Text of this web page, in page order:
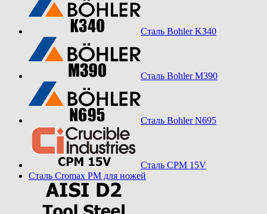
Сталь Bohler K340
Сталь Bohler M390
Сталь Bohler N695
Сталь CPM 15V
Сталь Cromax PM для ножей